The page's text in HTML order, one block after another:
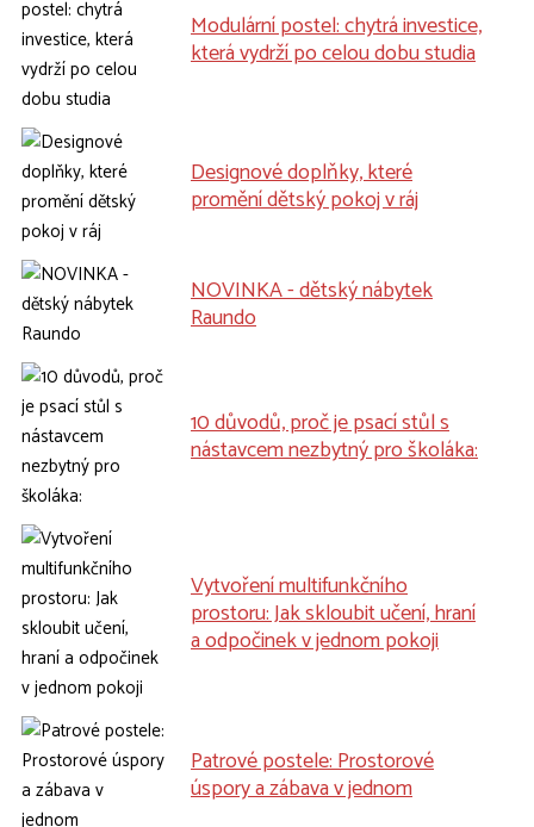
Modulární postel: chytrá investice,
která vydrží po celou dobu studia
Designové doplňky, které
promění dětský pokoj v ráj
NOVINKA - dětský nábytek
Raundo
10 důvodů, proč je psací stůl s
nástavcem nezbytný pro školáka:
Vytvoření multifunkčního
prostoru: Jak skloubit učení, hraní
a odpočinek v jednom pokoji
Patrové postele: Prostorové
úspory a zábava v jednom